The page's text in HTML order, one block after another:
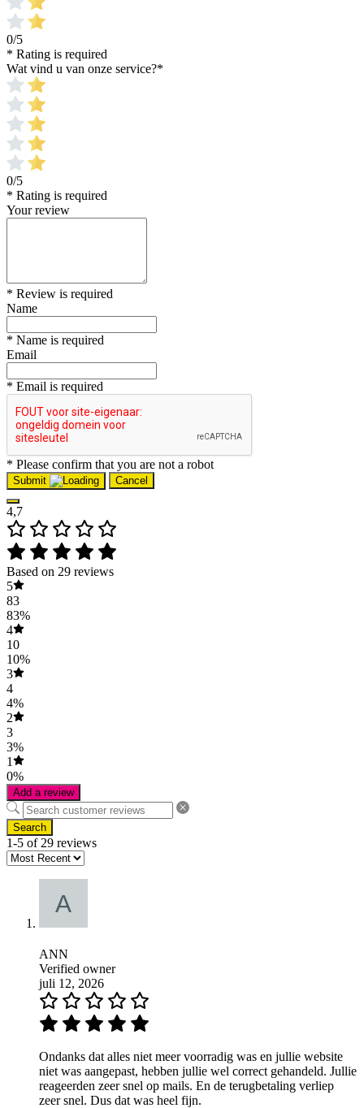
0/5
* Rating is required
Wat vind u van onze service?*
0/5
* Rating is required
Your review
* Review is required
Name
* Name is required
Email
* Email is required
* Please confirm that you are not a robot
Submit Cancel
4,7
Based on 29 reviews
5
83
83%
4
10
10%
3
4
4%
2
3
3%
1
0%
Add a review
Search
1-5 of 29 reviews
ANN
Verified owner
juli 12, 2026
Ondanks dat alles niet meer voorradig was en jullie website
niet was aangepast, hebben jullie wel correct gehandeld. Jullie
reageerden zeer snel op mails. En de terugbetaling verliep
zeer snel. Dus dat was heel fijn.